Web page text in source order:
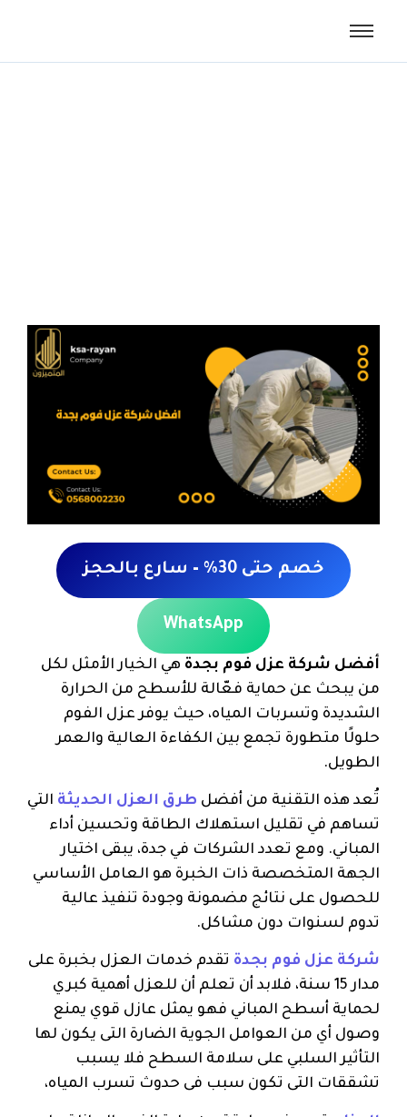
خصم حتى 30% – سارع بالحجز
WhatsApp
أفضل شركة عزل فوم بجدة هي الخيار الأمثل لكل
من يبحث عن حماية فعّالة للأسطح من الحرارة
الشديدة وتسربات المياه، حيث يوفر عزل الفوم
حلولًا متطورة تجمع بين الكفاءة العالية والعمر
الطويل.
تُعد هذه التقنية من أفضل طرق العزل الحديثة التي
تساهم في تقليل استهلاك الطاقة وتحسين أداء
المباني. ومع تعدد الشركات في جدة، يبقى اختيار
الجهة المتخصصة ذات الخبرة هو العامل الأساسي
للحصول على نتائج مضمونة وجودة تنفيذ عالية
تدوم لسنوات دون مشاكل.
شركة عزل فوم بجدة تقدم خدمات العزل بخبرة على
مدار 15 سنة، فلابد أن تعلم أن للعزل أهمية كبري
لحماية أسطح المباني فهو يمثل عازل قوي يمنع
وصول أي من العوامل الجوية الضارة التى يكون لها
التأثير السلبي على سلامة السطح فلا يسبب
تشققات التى تكون سبب فى حدوث تسرب المياه،